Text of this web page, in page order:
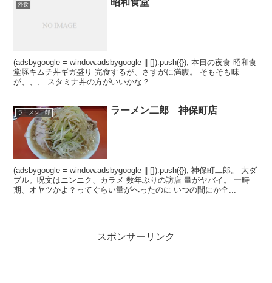
外食 昭和食堂
(adsbygoogle = window.adsbygoogle || []).push({}); 本日の夜食 昭和食
堂豚キムチ丼ギガ盛り 完食するが、さすがに満腹。 そもそも味
が、、、 スタミナ丼の方がいいかな？
ラーメン二郎 ラーメン二郎 神保町店
(adsbygoogle = window.adsbygoogle || []).push({}); 神保町二郎。 大ダ
ブル。呪文はニンニク、カラメ 数年ぶりの訪店 量がヤバイ。 一時
期、オヤツかよ？ってぐらい量がへったのに いつの間にか全...
スポンサーリンク